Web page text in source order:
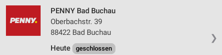
❯
PENNY Bad Buchau
Oberbachstr. 39
88422 Bad Buchau
Heute
geschlossen
Verwendung reduzierter Daten zur Auswahl von
Inhalten
IAB-Besonderheiten:
Verwendung genauer Standortdaten